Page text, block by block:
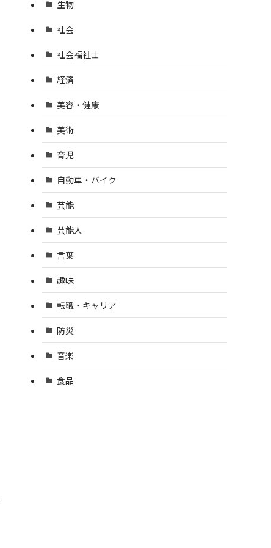
生物
社会
社会福祉士
経済
美容・健康
美術
育児
自動車・バイク
芸能
芸能人
言葉
趣味
転職・キャリア
防災
音楽
食品